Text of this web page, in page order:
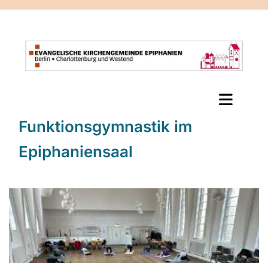
Funktionsgymnastik im
Epiphaniensaal